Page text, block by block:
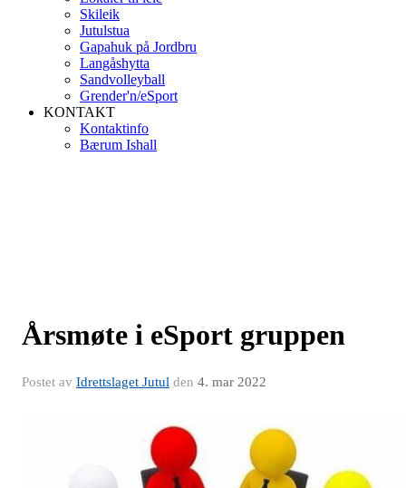
Skileik
Jutulstua
Gapahuk på Jordbru
Langåshytta
Sandvolleyball
Grender'n/eSport
KONTAKT
Kontaktinfo
Bærum Ishall
Årsmøte i eSport gruppen
Postet av Idrettslaget Jutul den 4. mar 2022